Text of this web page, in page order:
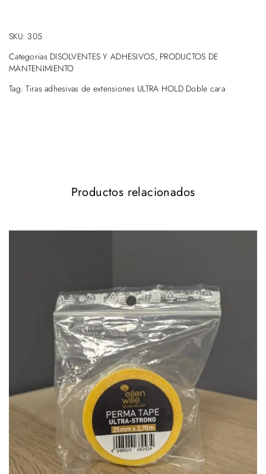
SKU: 305
Categorias DISOLVENTES Y ADHESIVOS, PRODUCTOS DE
MANTENIMIENTO
Tag:Tiras adhesivas de extensiones ULTRA HOLD Doble cara
Productos relacionados